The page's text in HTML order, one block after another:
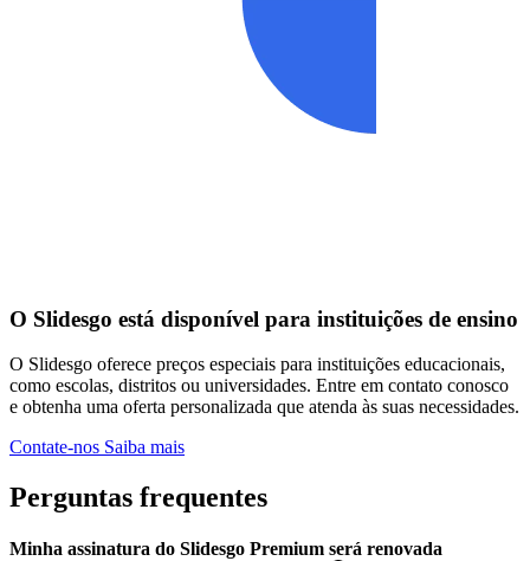
O Slidesgo está disponível para instituições de ensino
O Slidesgo oferece preços especiais para instituições educacionais,
como escolas, distritos ou universidades. Entre em contato conosco
e obtenha uma oferta personalizada que atenda às suas necessidades.
Contate-nos Saiba mais
Perguntas frequentes
Minha assinatura do Slidesgo Premium será renovada